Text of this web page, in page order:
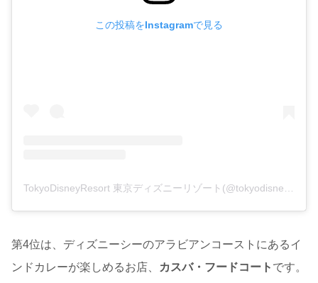
この投稿をInstagramで見る
TokyoDisneyResort 東京ディズニーリゾート(@tokyodisneyresort_official)がシェアした投稿
第4位は、ディズニーシーのアラビアンコーストにあるイ
ンドカレーが楽しめるお店、
カスバ・フードコート です。